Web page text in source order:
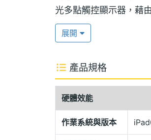
光多點觸控顯示器，藉
品質的視覺表現。提供
術（120Hz 螢幕更新率
iPadOS 16
Apple iPad Pro 11
Thunderbolt 3 連接埠
可達 40Gbps。音效部
展開
產品規格
硬體效能
作業系統與版本